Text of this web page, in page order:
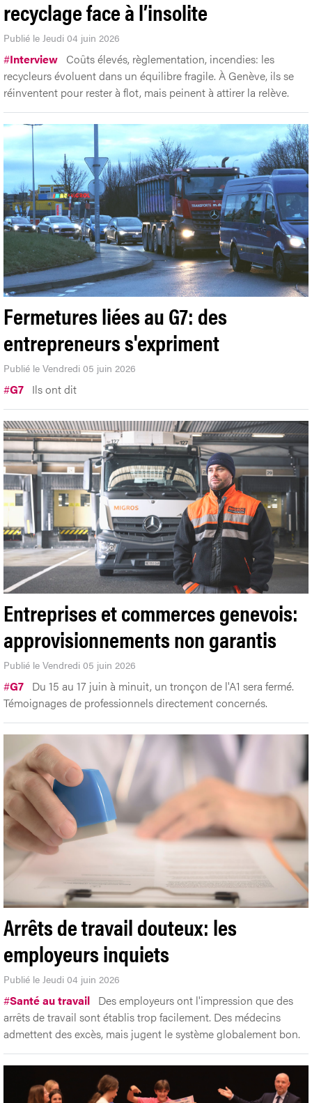
recyclage face à l’insolite
Publié le Jeudi 04 juin 2026
#Interview Coûts élevés, règlementation, incendies: les
recycleurs évoluent dans un équilibre fragile. À Genève, ils se
réinventent pour rester à flot, mais peinent à attirer la relève.
Fermetures liées au G7: des
entrepreneurs s'expriment
Publié le Vendredi 05 juin 2026
#G7 Ils ont dit
Entreprises et commerces genevois:
approvisionnements non garantis
Publié le Vendredi 05 juin 2026
#G7 Du 15 au 17 juin à minuit, un tronçon de l'A1 sera fermé.
Témoignages de professionnels directement concernés.
Arrêts de travail douteux: les
employeurs inquiets
Publié le Jeudi 04 juin 2026
#Santé au travail Des employeurs ont l'impression que des
arrêts de travail sont établis trop facilement. Des médecins
admettent des excès, mais jugent le système globalement bon.